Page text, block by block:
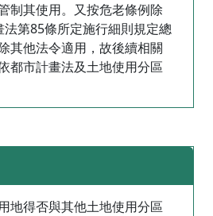
制其使用。又按危老條例除
第85條所定施行細則規定總
其他法令適用，故後續相關
都市計畫法及土地使用分區
地得否與其他土地使用分區